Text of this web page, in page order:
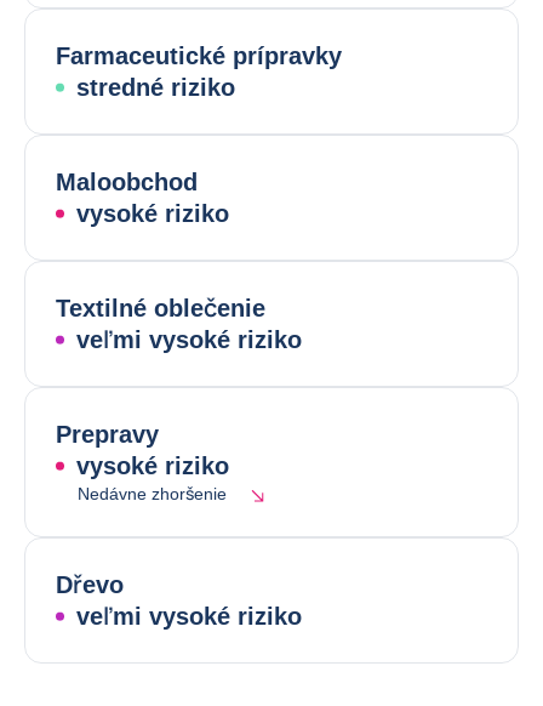
Farmaceutické prípravky
stredné riziko
Maloobchod
vysoké riziko
Textilné oblečenie
veľmi vysoké riziko
Prepravy
vysoké riziko
Nedávne zhoršenie
Dřevo
veľmi vysoké riziko